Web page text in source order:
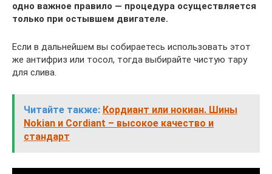
одно важное правило — процедура осуществляется
только при остывшем двигателе.
Если в дальнейшем вы собираетесь использовать этот
же антифриз или тосол, тогда выбирайте чистую тару
для слива.
Читайте также: Кордиант или нокиан. Шины
Nokian и Cordiant – высокое качество и
стандарт